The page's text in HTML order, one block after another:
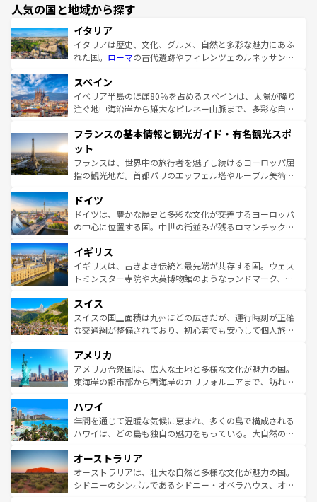
人気の国と地域から探す
イタリア
イタリアは歴史、文化、グルメ、自然と多彩な魅力にあふ
れた国。 ローマの古代遺跡やフィレンツェのルネッサンス
ろん、トスカーナの美しい田園風景やアマルフィ海岸の絶
景など、自然景観も見逃せない。観光の合間には、本場の
ピザやパスタなど、絶品のイタリア料理を堪能することも
ませてくれるイタリアで、忘れられない旅をしてみよう！
なお、新着のイタリア情報は
しい。
スペイン
イベリア半島のほぼ80％を占めるスペインは、太陽が降り
注ぐ地中海沿岸から雄大なピレネー山脈まで、多彩な自然
文化が根付くこの国では、情熱的なフラメンコ、熱気あふ
れる闘牛、そして美味しいタパスが生活の一部となってい
る。首都マドリードの洗練された雰囲気や、バルセロナの
アートに溢れた街角から、地方では古代ローマ遺跡や中世
せる。地方によって風土や気候が異なるスペインはその個
性で訪れる人を魅了する。 なお、新着のスペイン情報は コ
ンテンツ一覧を参照してほしい。
フランスの基本情報と観光ガイド・有名観光スポ
ット
フランスは、世界中の旅行者を魅了し続けるヨーロッパ屈
指の観光地だ。首都パリのエッフェル塔やルーブル美術館
で、幅広い魅力が詰まっている。華麗な宮殿、歴史的な大
聖堂、美しいビーチ、そして豊かな自然が、訪れる者を心
から魅了する。また、フランスは美食の国としても知ら
いる。シャンパンの発祥地であるランス、プロヴァンスの
香り高いラベンダー畑など、多彩な楽しみ方が可能だ。さ
らに、パリ以外の地域にも魅力が溢れており、どの街角に
れる地方に足を運ぶとそれぞれで全く異なる文化を体験で
きるだろう。 なお、新着のフランス情報はコンテンツ一覧
を参照してほしい。
ドイツ
ドイツは、豊かな歴史と多彩な文化が交差するヨーロッパ
の中心に位置する国。中世の街並みが残るロマンチック街
顔を持つこの国は、どこを歩いても飽きることがない。ベ
ルリンの文化的活気、バイエルン州のアルプスの絶景、そ
してライン川沿いのワイン畑といった風景は必見。ビール
は、お酒好きな人にはぜひ体験してほしい。 なお、新着の
ドイツ情報はコンテンツ一覧を参照してほしい。
イギリス
イギリスは、古きよき伝統と最先端が共存する国。ウェス
トミンスター寺院や大英博物館のようなランドマーク、歴
リアごとに異なる魅力がある。また、優雅なアフタヌーン
ティー、ビール好きにはたまらない英国パブ、サッカー観
戦など、本場だからこそできる体験も豊富。イギリスを旅
ンツ一覧を参照してほしい。
スイス
スイスの国土面積は九州ほどの広さだが、運行時刻が正確
な交通網が整備されており、初心者でも安心して個人旅行
の建物がそのまま残る町や、スイスならではのユニークな
博物館もあり、アルプス観光だけでなく町歩きも満喫する
ことができる。国民の所得が高いため物価も高いが、旅行
ば市内交通費無料で観光を楽しむこともできる。 なお、新
着のスイス情報はコンテンツ一覧 を参照してほしい。
アメリカ
アメリカ合衆国は、広大な土地と多様な文化が魅力の国。
東海岸の都市部から西海岸のカリフォルニアまで、訪れる
のような巨大都市は、観光、ショッピング、エンターテイ
ンメントが詰まった刺激的なスポットだ。一方、アメリカ
西部には大自然が広がり、グランドキャニオンやイエロー
部のニューオーリンズでは、音楽と美食が融合した独特の
文化が魅力。旅行者はアメリカの各地域で異なる魅力を楽
しみながら、その多様性と豊かな歴史を感じることができ
ハワイ
年間を通じて温暖な気候に恵まれ、多くの島で構成される
ハワイは、どの島も独自の魅力をもっている。大自然の神
ワイ島は見逃せない。また、定番の観光地といえばオアフ
島だが、静かな自然を求めるならマウイ島やカウアイ島が
おすすめ。エメラルドグリーンに輝く海をはじめ、豊かな
オーストラリア
オーストラリアは、壮大な自然と多様な文化が魅力の国。
シドニーのシンボルであるシドニー・オペラハウス、オー